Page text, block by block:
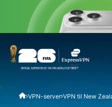
VPN-server VPN til New